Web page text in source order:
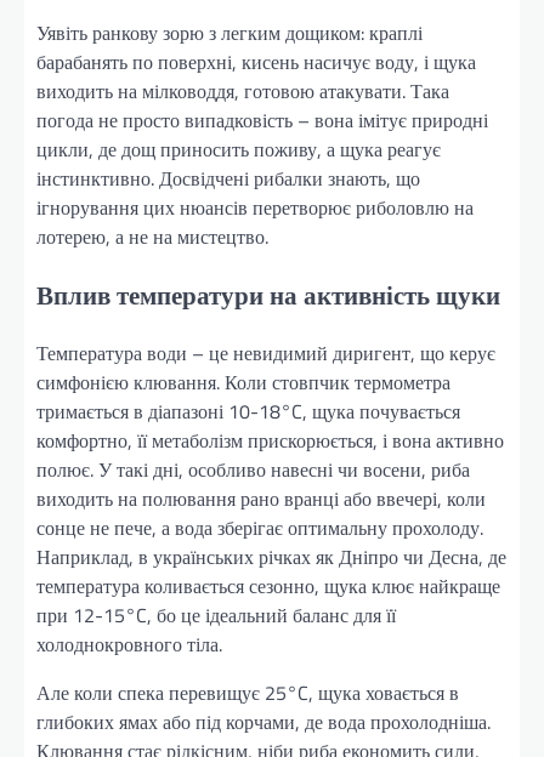
Уявіть ранкову зорю з легким дощиком: краплі
барабанять по поверхні, кисень насичує воду, і щука
виходить на мілководдя, готовою атакувати. Така
погода не просто випадковість – вона імітує природні
цикли, де дощ приносить поживу, а щука реагує
інстинктивно. Досвідчені рибалки знають, що
ігнорування цих нюансів перетворює риболовлю на
лотерею, а не на мистецтво.
Вплив температури на активність щуки
Температура води – це невидимий диригент, що керує
симфонією клювання. Коли стовпчик термометра
тримається в діапазоні 10-18°C, щука почувається
комфортно, її метаболізм прискорюється, і вона активно
полює. У такі дні, особливо навесні чи восени, риба
виходить на полювання рано вранці або ввечері, коли
сонце не пече, а вода зберігає оптимальну прохолоду.
Наприклад, в українських річках як Дніпро чи Десна, де
температура коливається сезонно, щука клює найкраще
при 12-15°C, бо це ідеальний баланс для її
холоднокровного тіла.
Але коли спека перевищує 25°C, щука ховається в
глибоких ямах або під корчами, де вода прохолодніша.